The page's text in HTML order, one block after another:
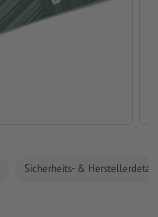
Sicherheits- &